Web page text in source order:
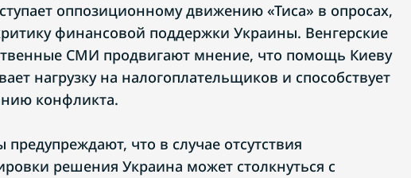
оппозиционному движению «Тиса» в опросах,
финансовой поддержки Украины. Венгерские
СМИ продвигают мнение, что помощь Киеву
нагрузку на налогоплательщиков и способствует
конфликта.
предупреждают, что в случае отсутствия
решения Украина может столкнуться с